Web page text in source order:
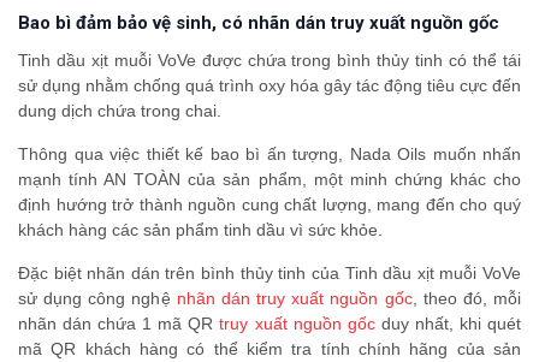
Bao bì đảm bảo vệ sinh, có nhãn dán truy xuất nguồn gốc
Tinh dầu xịt muỗi VoVe được chứa trong bình thủy tinh có thể tái
sử dụng nhằm chống quá trình oxy hóa gây tác động tiêu cực đến
dung dịch chứa trong chai.
Thông qua việc thiết kế bao bì ấn tượng, Nada Oils muốn nhấn
mạnh tính AN TOÀN của sản phẩm, một minh chứng khác cho
định hướng trở thành nguồn cung chất lượng, mang đến cho quý
khách hàng các sản phẩm tinh dầu vì sức khỏe.
Đặc biệt nhãn dán trên bình thủy tinh của Tinh dầu xịt muỗi VoVe
sử dụng công nghệ nhãn dán truy xuất nguồn gốc, theo đó, mỗi
nhãn dán chứa 1 mã QRtruy xuất nguồn gốcduy nhất, khi quét
mã QR khách hàng có thể kiểm tra tính chính hãng của sản